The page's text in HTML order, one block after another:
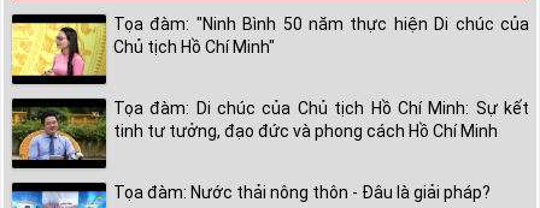
Tọa đàm: "Ninh Bình 50 năm thực hiện Di chúc của
Chủ tịch Hồ Chí Minh"
Tọa đàm: Di chúc của Chủ tịch Hồ Chí Minh: Sự kết
tinh tư tưởng, đạo đức và phong cách Hồ Chí Minh
Tọa đàm: Nước thải nông thôn - Đâu là giải pháp?